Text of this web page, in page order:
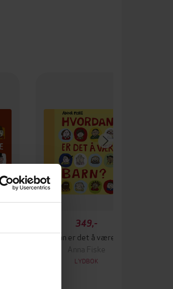
Hvordan er det å være voksen?
349,-
Hvordan er det å være barn?
Anna Fiske
LYDBOK